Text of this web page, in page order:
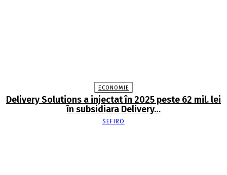
ECONOMIE
Delivery Solutions a injectat în 2025 peste 62 mil. lei
în subsidiara Delivery…
SEFIRO